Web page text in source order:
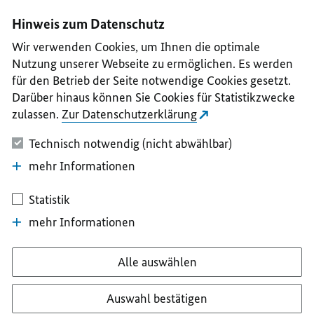
II
III
IV
V
Hinweis zum Datenschutz
Wir verwenden Cookies, um Ihnen die optimale
Nutzung unserer Webseite zu ermöglichen. Es werden
für den Betrieb der Seite notwendige Cookies gesetzt.
Darüber hinaus können Sie Cookies für Statistikzwecke
zulassen. Zur Datenschutzerklärung
Technisch notwendig (nicht abwählbar)
mehr Informationen
Statistik
mehr Informationen
Alle auswählen
Auswahl bestätigen